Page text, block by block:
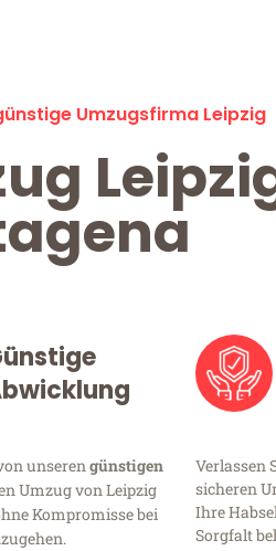
Umzugsfirma Leipzig
unserengünstigen
Umzug von Leipzig
Kompromisse bei
Verlassen
sicheren
Ihre
Sorgfalt